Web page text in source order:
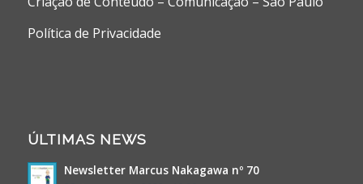
Política de Privacidade
ÚLTIMAS NEWS
Newsletter Marcus Nakagawa nº 70